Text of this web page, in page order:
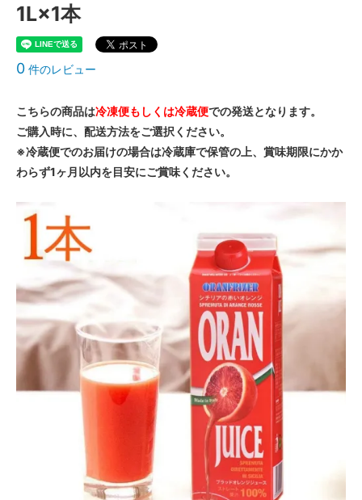
1L×1本
0 件のレビュー
こちらの商品は冷凍便もしくは冷蔵便での発送となります。
ご購入時に、配送方法をご選択ください。
※冷蔵便でのお届けの場合は冷蔵庫で保管の上、賞味期限にかか
わらず1ヶ月以内を目安にご賞味ください。